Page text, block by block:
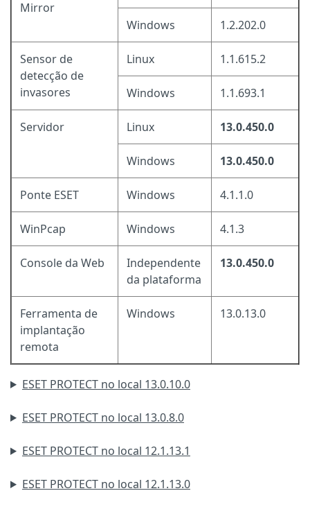
Mirror
Windows
1.2.202.0
Sensor de
detecção de
invasores
Linux 1.1.615.2
Windows 1.1.693.1
Servidor Linux 13.0.450.0
Windows 13.0.450.0
Ponte ESET Windows 4.1.1.0
WinPcap Windows 4.1.3
Console da Web
Independente
da plataforma
13.0.450.0
Ferramenta de
implantação
remota
Windows 13.0.13.0
ESET PROTECT no local 13.0.10.0
ESET PROTECT no local 13.0.8.0
ESET PROTECT no local 12.1.13.1
ESET PROTECT no local 12.1.13.0